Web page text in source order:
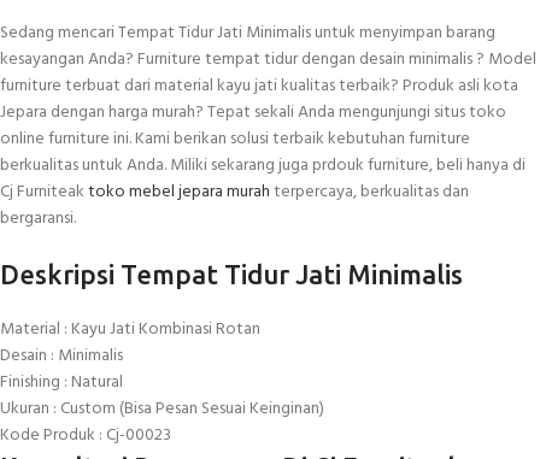
Sedang mencari Tempat Tidur Jati Minimalis untuk menyimpan barang
kesayangan Anda? Furniture tempat tidur dengan desain minimalis ? Model
furniture terbuat dari material kayu jati kualitas terbaik? Produk asli kota
Jepara dengan harga murah? Tepat sekali Anda mengunjungi situs toko
online furniture ini. Kami berikan solusi terbaik kebutuhan furniture
berkualitas untuk Anda. Miliki sekarang juga prdouk furniture, beli hanya di
Cj Furniteaktoko mebel jepara murahterpercaya, berkualitas dan
bergaransi.
Deskripsi Tempat Tidur Jati Minimalis
Material : Kayu Jati Kombinasi Rotan
Desain : Minimalis
Finishing : Natural
Ukuran : Custom (Bisa Pesan Sesuai Keinginan)
Kode Produk : Cj-00023